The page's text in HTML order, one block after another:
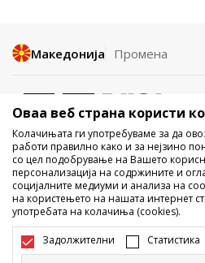
Македонија Промена
Не е дозволено превземање или
интернет страните на Sport
однесува на логоа, трговски марки,
истите да се отстапуваат на трети
се користат за било какви цели, без
ДООЕЛ.
Настојуваме да бидеме што
Оваа веб страна користи
Колачињата ги употребуваме за да
работи правилно како и за нејзино
со цел подобрување на Вашето
персонализација на содржините и
социјалните медиуми и анализа на
на користењето на нашата интернет
употребата на колачиња (cookies).
Задолжителни Статистика